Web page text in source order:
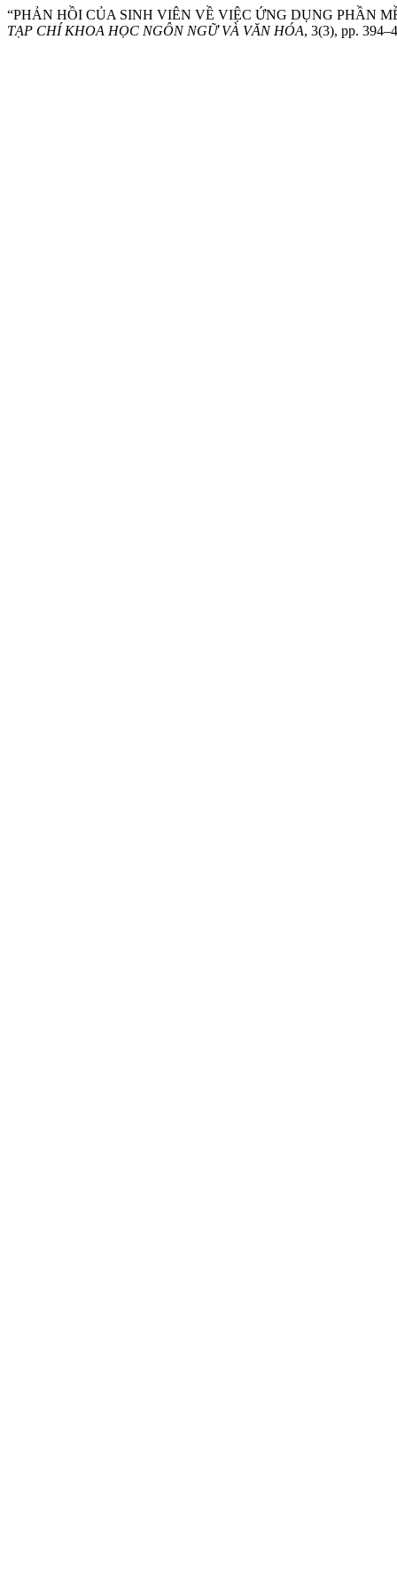
“PHẢN HỒI CỦA SINH VIÊN VỀ VIỆC ỨNG DỤNG PHẦN
TẠP CHÍ KHOA HỌC NGÔN NGỮ VÀ VĂN HÓA, 3(3), pp.